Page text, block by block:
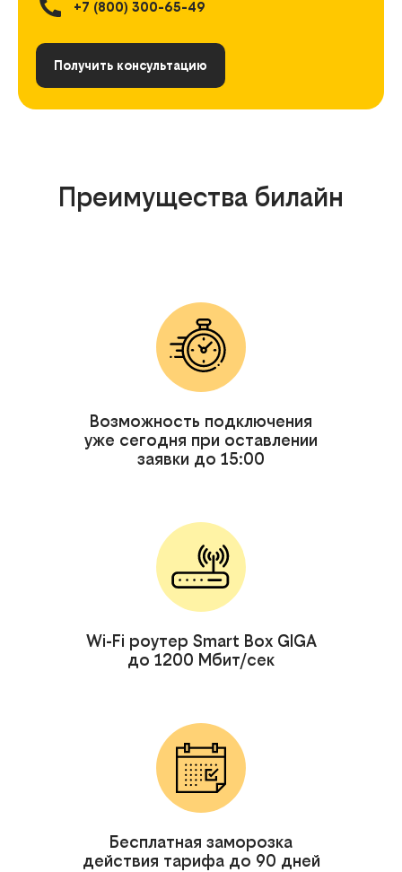
+7 (800) 300-65-49
Получить консультацию
Преимущества билайн
Возможность подключения
уже сегодня при оставлении
заявки до 15:00
Wi-Fi роутер Smart Box GIGA
до 1200 Мбит/сек
Бесплатная заморозка
действия тарифа до 90 дней